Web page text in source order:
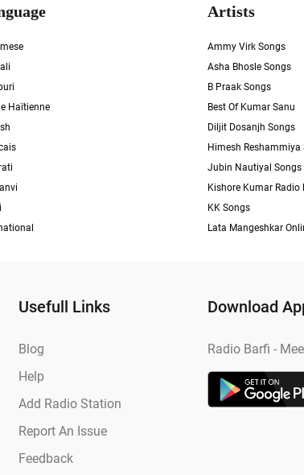
Haïtienne
Artists
Ammy Virk Songs
Asha Bhosle Songs
B Praak Songs
Best Of Kumar Sanu
Diljit Dosanjh Songs
Himesh Reshammiya
Jubin Nautiyal Songs
Kishore Kumar Radio
KK Songs
Lata Mangeshkar
Usefull Links
Blog
Help
Add Radio Station
Report An Issue
Feedback
Download
Radio Barfi -